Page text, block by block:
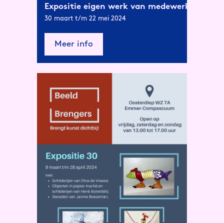
Expositie eigen werk van medewerkers
30 maart t/m 22 mei 2024
Meer info